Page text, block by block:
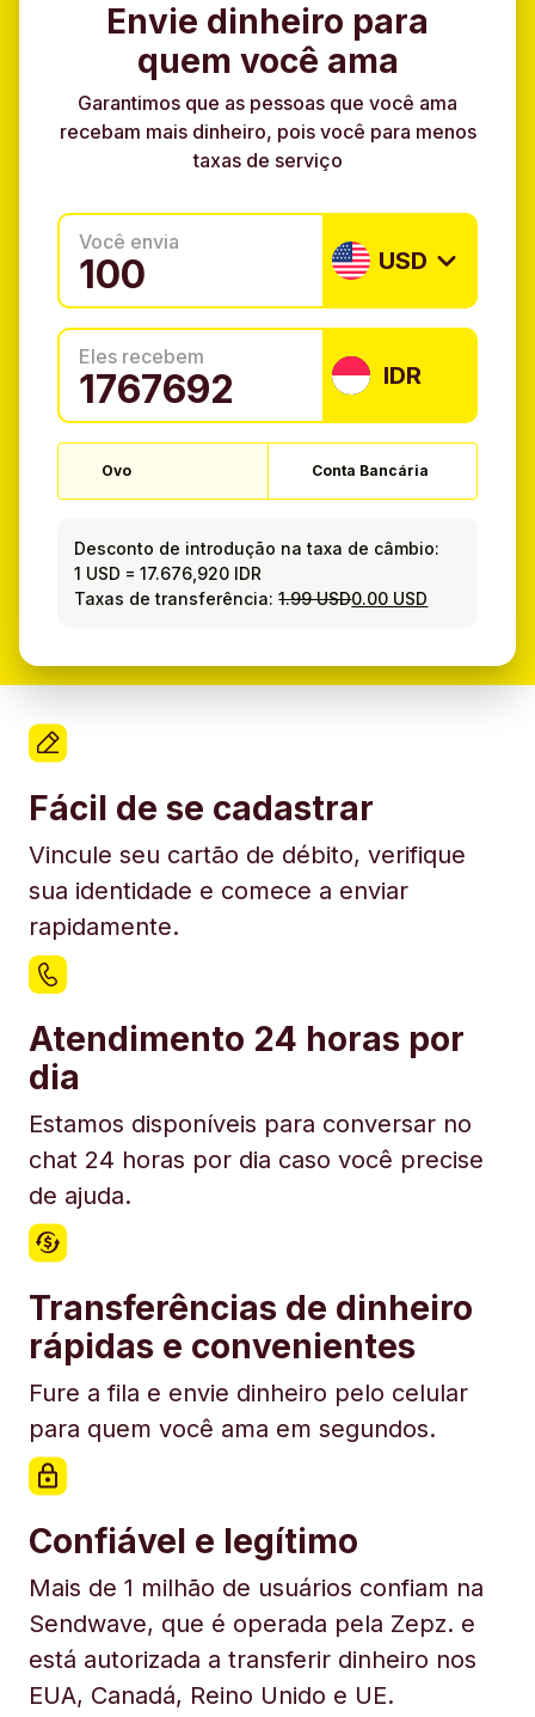
Envie dinheiro para
quem você ama
Garantimos que as pessoas que você ama
recebam mais dinheiro, pois você para menos
taxas de serviço
Você envia
USD
Eles recebem
IDR
Ovo Conta Bancária
Desconto de introdução na taxa de câmbio:
1 USD =17.676,920 IDR
Taxas de transferência:1.99 USD0.00 USD
Fácil de se cadastrar
Vincule seu cartão de débito, verifique
sua identidade e comece a enviar
rapidamente.
Atendimento 24 horas por
dia
Estamos disponíveis para conversar no
chat 24 horas por dia caso você precise
de ajuda.
Transferências de dinheiro
rápidas e convenientes
Fure a fila e envie dinheiro pelo celular
para quem você ama em segundos.
Confiável e legítimo
Mais de 1 milhão de usuários confiam na
Sendwave, que é operada pela Zepz. e
está autorizada a transferir dinheiro nos
EUA, Canadá, Reino Unido e UE.